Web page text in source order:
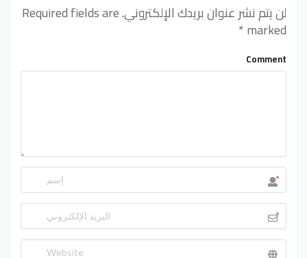
لن يتم نشر عنوان بريدك الإلكتروني.Required fields are
marked
*
Comment
*
*